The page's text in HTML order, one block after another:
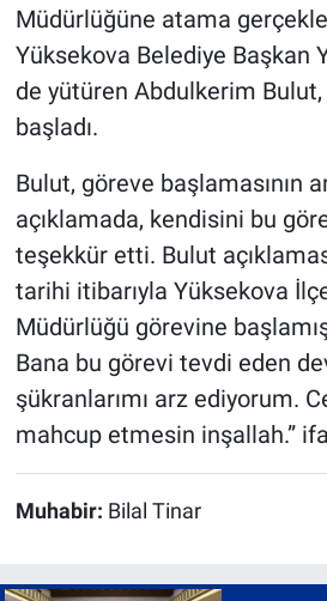
Müdürlüğüne atama
Yüksekova Belediye Başkan
de yütüren Abdulkerim
başladı.
Bulut, göreve başlamasının
açıklamada, kendisini bu
teşekkür etti. Bulut
tarihi itibarıyla Yüksekova
Müdürlüğü görevine
Bana bu görevi tevdi eden
şükranlarımı arz ediyorum.
mahcup etmesin inşallah.”
Muhabir: Bilal Tinar